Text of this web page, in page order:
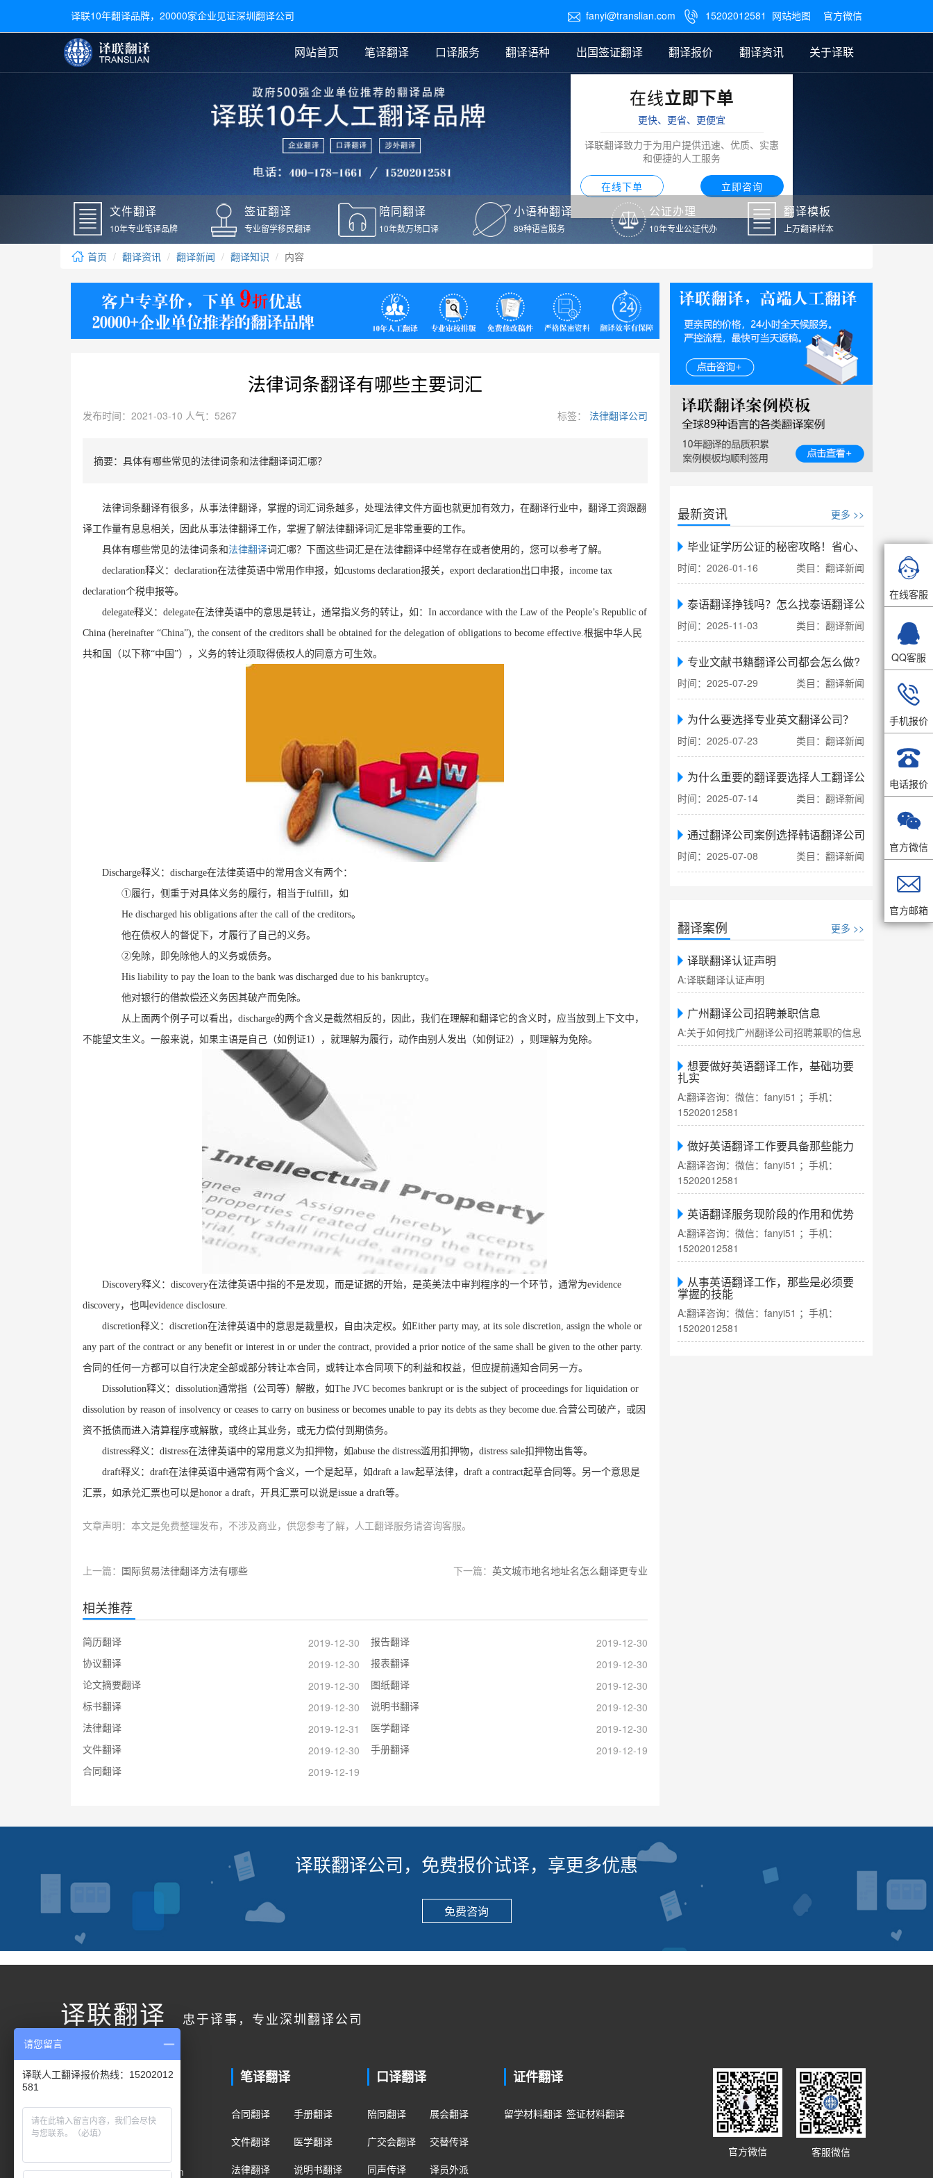
译联10年翻译品牌，20000家企业见证深圳翻译公司  fanyi@translian.com  15202012581 网站地图 官方微信
网站首页 笔译翻译
文件翻译 医学翻译 法律翻译 说明书翻译 图纸翻译
口译服务
广交会翻译 交替传译 同声传译
翻译语种
常用语种翻译
日语翻译
德语翻译
老挝语翻译 泰语翻译
葡萄牙语翻译
出国签证翻译
毕业证翻译
户口本翻译
学位证翻译
身份证翻译
签证材料翻译
银行流水翻译
驾照翻译
疫苗本翻译
新冠疫苗接种证明翻译
核酸检测报告翻译
核酸检测报告英文版翻
译
翻译报价
笔译翻译报价
证件翻译报价
翻译资讯
公证样本
签证翻译
口译新闻
翻译新闻
关于译联
在线立即下单
更快、更省、更便宜
译联翻译致力于为用户提供迅速、优质、实惠
和便捷的人工服务
在线下单 立即咨询
文件翻译
10年专业笔译品牌
签证翻译
专业留学移民翻译
陪同翻译
10年数万场口译
小语种翻译
89种语言服务
公证办理
10年专业公证代办
翻译模板
上万翻译样本
首页 翻译资讯 翻译新闻 翻译知识 内容
法律词条翻译有哪些主要词汇
发布时间：2021-03-10 人气：5267 标签： 法律翻译公司
摘要：具体有哪些常见的法律词条和法律翻译​词汇哪？
法律词条翻译有很多，从事法律翻译，掌握的词汇词条越多，处理法律文件方面也就更加有效力，在翻译行业中，翻译工资跟翻
译工作量有息息相关，因此从事法律翻译工作，掌握了解法律翻译词汇是非常重要的工作。
具体有哪些常见的法律词条和 法律翻译词汇哪？下面这些词汇是在法律翻译中经常存在或者使用的，您可以参考了解。
declaration释义： declaration在法律英语中常用作申报，如customs declaration报关， export declaration出口申报， income tax
declaration个税申报等。
delegate释义： delegate在法律英语中的意思是转让，通常指义务的转让，如： In accordance with the Law of the People’s Republic of
China (hereinafter “China”), the consent of the creditors shall be obtained for the delegation of obligations to become effective. 根据中华人民
共和国（以下称“中国”），义务的转让须取得债权人的同意方可生效。
Discharge释义： discharge在法律英语中的常用含义有两个：
①履行，侧重于对具体义务的履行，相当于fulfill ，如
He discharged his obligations after the call of the creditors。
他在债权人的督促下，才履行了自己的义务。
②免除，即免除他人的义务或债务。
His liability to pay the loan to the bank was discharged due to his bankruptcy。
他对银行的借款偿还义务因其破产而免除。
从上面两个例子可以看出， discharge的两个含义是截然相反的，因此，我们在理解和翻译它的含义时，应当放到上下文中，
不能望文生义。一般来说，如果主语是自己（如例证1 ），就理解为履行，动作由别人发出（如例证2），则理解为免除。
Discovery释义： discovery在法律英语中指的不是发现，而是证据的开始，是英美法中审判程序的一个环节，通常为evidence
discovery，也叫evidence disclosure.
discretion释义： discretion在法律英语中的意思是裁量权，自由决定权。如Either party may, at its sole discretion, assign the whole or
any part of the contract or any benefit or interest in or under the contract, provided a prior notice of the same shall be given to the other party.
合同的任何一方都可以自行决定全部或部分转让本合同，或转让本合同项下的利益和权益，但应提前通知合同另一方。
Dissolution释义： dissolution通常指（公司等）解散，如The JVC becomes bankrupt or is the subject of proceedings for liquidation or
dissolution by reason of insolvency or ceases to carry on business or becomes unable to pay its debts as they become due. 合营公司破产，或因
资不抵债而进入清算程序或解散，或终止其业务，或无力偿付到期债务。
distress释义： distress在法律英语中的常用意义为扣押物，如abuse the distress滥用扣押物， distress sale扣押物出售等。
draft释义： draft在法律英语中通常有两个含义，一个是起草，如draft a law起草法律， draft a contract起草合同等。另一个意思是
汇票，如承兑汇票也可以是honor a draft，开具汇票可以说是issue a draft等。
文章声明：本文是免费整理发布，不涉及商业，供您参考了解，人工翻译服务请咨询客服。
上一篇： 国际贸易法律翻译方法有哪些 下一篇： 英文城市地名地址名怎么翻译更专业
相关推荐
简历翻译 2019-12-30 报告翻译
2019-12-30
协议翻译
2019-12-30 报表翻译
2019-12-30
论文摘要翻译
2019-12-30 图纸翻译
2019-12-30
标书翻译
2019-12-30 说明书翻译
2019-12-30
法律翻译
2019-12-31 医学翻译
2019-12-30
文件翻译
2019-12-30 手册翻译
2019-12-19
合同翻译
2019-12-19
最新资讯 更多 >>
毕业证学历公证的秘密攻略！省心、省力、省时
时间：2026-01-16 类目：翻译新闻
泰语翻译挣钱吗？怎么找泰语翻译公司翻译
时间：2025-11-03 类目：翻译新闻
专业文献书籍翻译公司都会怎么做?
时间：2025-07-29 类目：翻译新闻
为什么要选择专业英文翻译公司？
时间：2025-07-23 类目：翻译新闻
为什么重要的翻译要选择人工翻译公司
时间：2025-07-14 类目：翻译新闻
通过翻译公司案例选择韩语翻译公司
时间：2025-07-08 类目：翻译新闻
翻译案例 更多 >>
译联翻译认证声明
A:译联翻译认证声明
广州翻译公司招聘兼职信息
A:关于如何找广州翻译公司招聘兼职的信息
想要做好英语翻译工作，基础功要
扎实
A:翻译咨询：微信：fanyi51 ；手机：
15202012581
做好英语翻译工作要具备那些能力
A:翻译咨询：微信：fanyi51 ；手机：
15202012581
英语翻译服务现阶段的作用和优势
A:翻译咨询：微信：fanyi51 ；手机：
15202012581
从事英语翻译工作，那些是必须要
掌握的技能
A:翻译咨询：微信：fanyi51 ；手机：
15202012581
译联翻译公司，免费报价试译，享更多优惠
免费咨询
译联翻译 忠于译事，专业深圳翻译公司
联系我们
客户服务
400电话：400-178-1661
Email：fanyi@translian.com
笔译翻译
合同翻译
手册翻译
文件翻译
医学翻译
法律翻译
说明书翻译
口译翻译
陪同翻译
展会翻译
广交会翻译
交替传译
同声传译
译员外派
证件翻译
留学材料翻译 签证材料翻译
客服微信
官方微信

在线客服

QQ客服

手机报价

电话报价

官方微信

官方邮箱
请您留言
译联人工翻译报价热线：15202012
581